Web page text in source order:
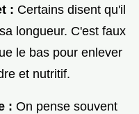
: Certains disent qu'il
longueur. C'est faux
le bas pour enlever
et nutritif.
: On pense souvent